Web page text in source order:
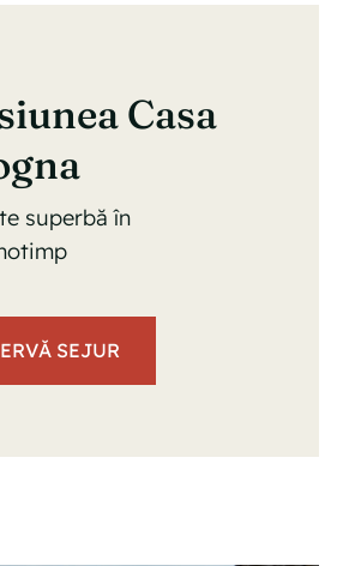
Casa
superbă în
SEJUR